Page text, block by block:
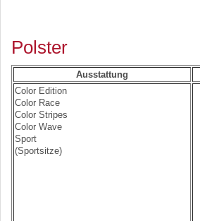
Polster
Ausstattung
Color Edition
Color Race
Color Stripes
Color Wave
Sport
(Sportsitze)